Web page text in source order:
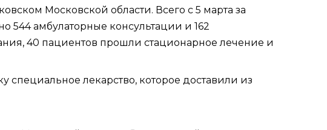
Московской области. Всего с 5 марта за
544 амбулаторные консультации и 162
40 пациентов прошли стационарное лечение и
лекарство, которое доставили из